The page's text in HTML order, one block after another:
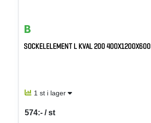
SOCKELELEMENT L KVAL 200 400X1200X600
1 st i lager
574:- / st
SEK per ST